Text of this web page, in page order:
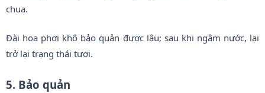
chua.
Đài hoa phơi khô bảo quản được lâu; sau khi ngâm nước, lại
trở lại trạng thái tươi.
5. Bảo quản